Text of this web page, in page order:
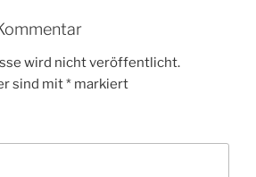
wird nicht veröffentlicht.
sind mit* markiert